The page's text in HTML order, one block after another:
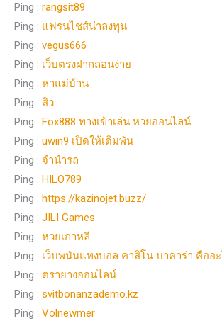
Ping : rangsit89
Ping : แฟรนไชส์น่าลงทุน
Ping : vegus666
Ping : เว็บตรงฝากถอนง่าย
Ping : หาแม่บ้าน
Ping : สิว
Ping : Fox888 ทางเข้าเล่น หวยออนไลน์
Ping : uwin9 เปิดให้เดิมพัน
Ping : จำนำรถ
Ping : HILO789
Ping : https://kazinojet.buzz/
Ping : JILI Games
Ping : หวยเกาหลี
Ping : เว็บพนันแทงบอล คาสิโน บาคาร่า คืออ
Ping : ตรายางออนไลน์
Ping : svitbonanzademo.kz
Ping : Volnewmer